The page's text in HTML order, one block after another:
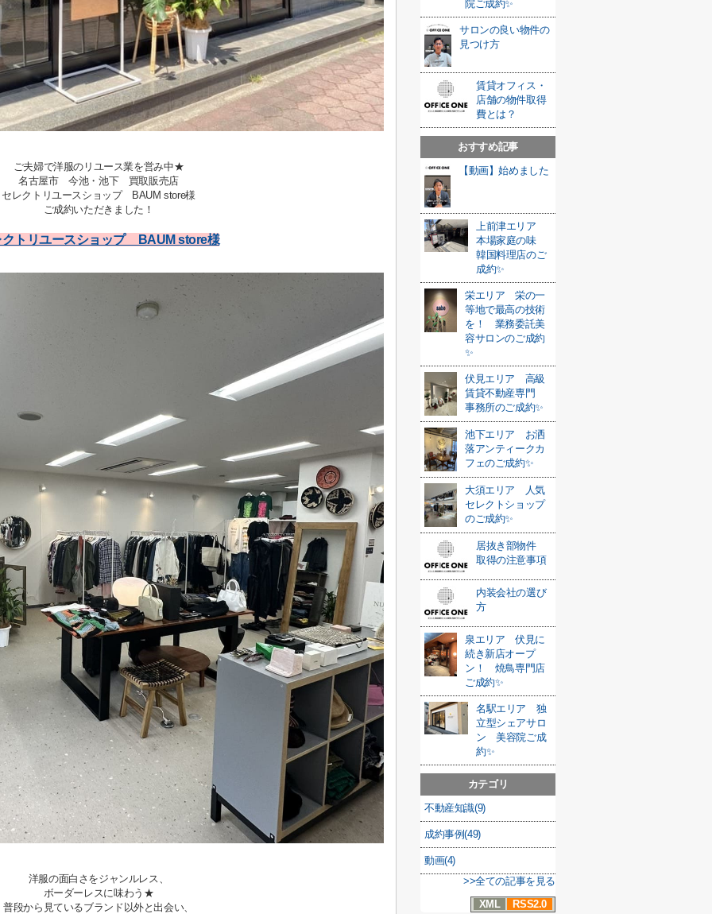
ご夫婦で洋服のリユース業を営み中★
名古屋市 今池・池下 買取販売店
セレクトリユースショップ BAUM store様
ご成約いただきました！
クトリユースショップ BAUM store様
洋服の面白さをジャンルレス、
ボーダーレスに味わう★
普段から見ているブランド以外と出会い、
院ご成約✨
サロンの良い物件の
見つけ方
賃貸オフィス・
店舗の物件取得
費とは？
おすすめ記事
【動画】始めました
上前津エリア
本場家庭の味
韓国料理店のご
成約✨
栄エリア 栄の一
等地で最高の技術
を！ 業務委託美
容サロンのご成約
✨
伏見エリア 高級
賃貸不動産専門
事務所のご成約✨
池下エリア お洒
落アンティークカ
フェのご成約✨
大須エリア 人気
セレクトショップ
のご成約✨
居抜き部物件
取得の注意事項
内装会社の選び
方
泉エリア 伏見に
続き新店オープ
ン！ 焼鳥専門店
ご成約✨
名駅エリア 独
立型シェアサロ
ン 美容院ご成
約✨
カテゴリ
不動産知識(9)
成約事例(49)
動画(4)
>>全ての記事を見る
XML
RSS2.0